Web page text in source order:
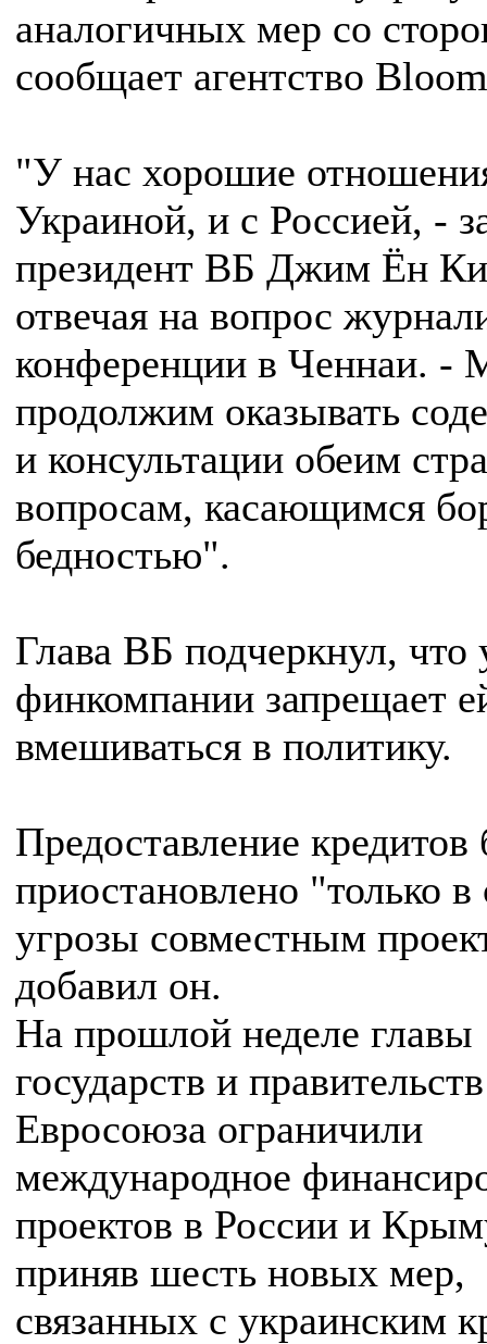
аналогичных мер со
сообщает агентство
"У нас хорошие
Украиной, и с Россией, -
президент ВБ Джим Ён
отвечая на вопрос
конференции в Ченнаи. -
продолжим оказывать
и консультации обеим
вопросам, касающимся
бедностью".
Глава ВБ подчеркнул, что
финкомпании запрещает
вмешиваться в политику.
Предоставление кредитов
приостановлено "только в
угрозы совместным
добавил он.
На прошлой неделе главы
государств и
Евросоюза ограничили
международное
проектов в России и
приняв шесть новых мер,
связанных с украинским